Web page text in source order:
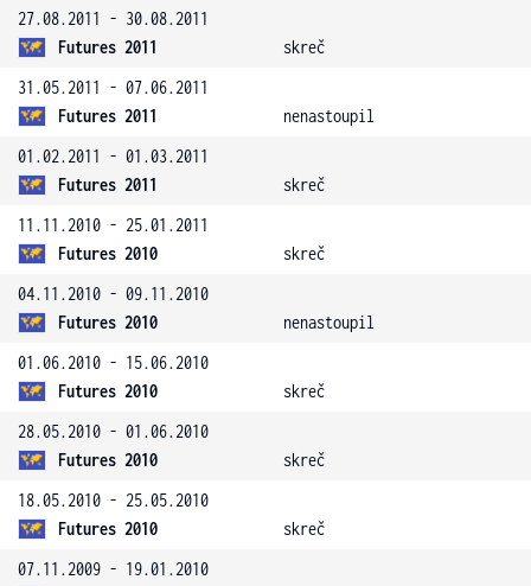
27.08.2011 - 30.08.2011
Futures 2011
skreč
31.05.2011 - 07.06.2011
Futures 2011
nenastoupil
01.02.2011 - 01.03.2011
Futures 2011
skreč
11.11.2010 - 25.01.2011
Futures 2010
skreč
04.11.2010 - 09.11.2010
Futures 2010
nenastoupil
01.06.2010 - 15.06.2010
Futures 2010
skreč
28.05.2010 - 01.06.2010
Futures 2010
skreč
18.05.2010 - 25.05.2010
Futures 2010
skreč
07.11.2009 - 19.01.2010